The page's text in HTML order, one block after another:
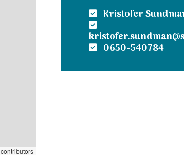
contributors
Kristofer
0650-540784